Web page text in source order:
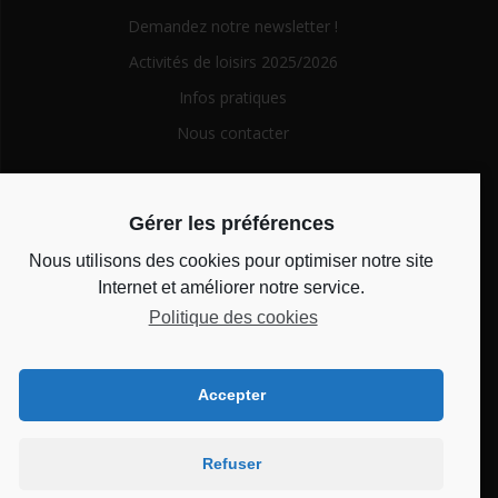
Demandez notre newsletter !
Activités de loisirs 2025/2026
Infos pratiques
Nous contacter
for:
Horaires d’ouverture
Du lundi au vendredi de 14h à 18h et le mercredi de 10h à
Bienvenue au CSC
Gérer les préférences
Nous utilisons des cookies pour optimiser notre site
Internet et améliorer notre service.
Politique des cookies
Accepter
Refuser